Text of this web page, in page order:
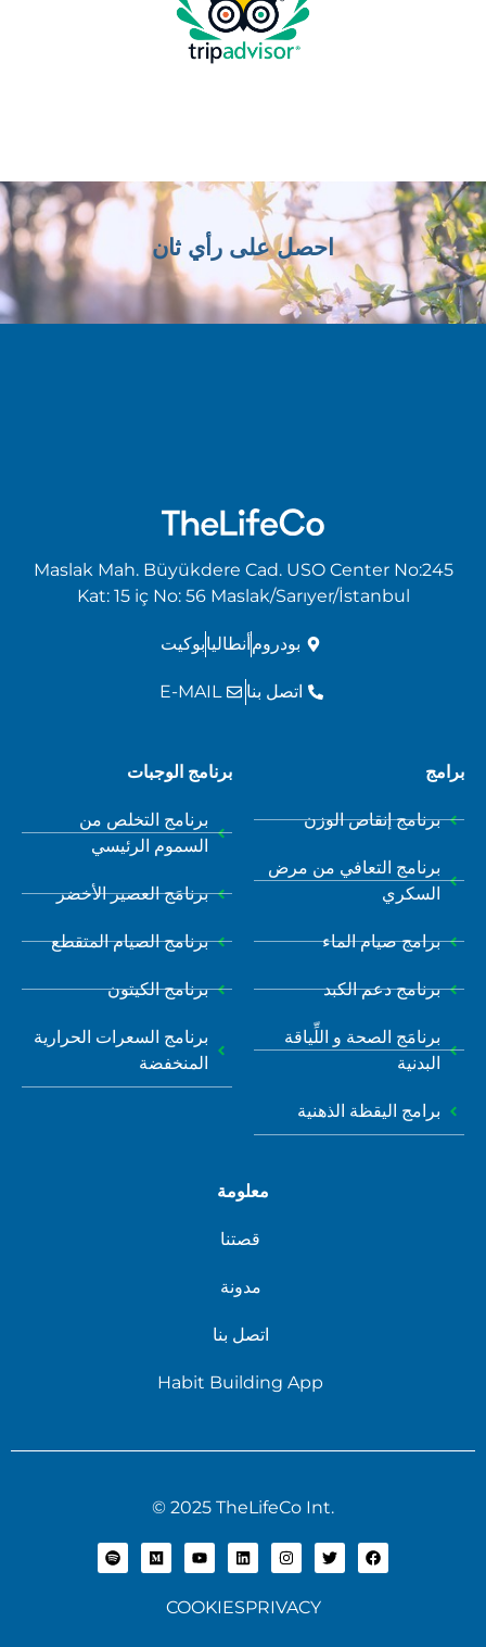
احصل على رأي ثان
Maslak Mah. Büyükdere Cad. USO Center No:245
Kat: 15 iç No: 56 Maslak/Sarıyer/İstanbul
بودروم أنطاليابوكيت
اتصل بنا E-MAIL
برنامج إنقاص الوزن
برنامج التعافي من مرض
السكري
برامج صيام الماء
برنامج دعم الكبد
برنامَج الصحة و اللِّياقة
البدنية
برامج اليقظة الذهنية
برنامج الوجبات
برنامج التخلص من
السموم الرئيسي
برنامَج العصير الأخضر
برنامج الصيام المتقطع
برنامج الكيتون
برنامج السعرات الحرارية
المنخفضة
معلومة
قصتنا
مدونة
اتصل بنا
Habit Building App
© 2025 TheLifeCo Int.
PRIVACY
COOKIES